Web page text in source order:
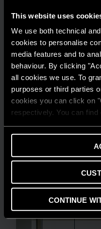
This website uses
We use both technical
cookies to personalise
media features and to
behaviour. By clicking
all cookies we use. To
purposes or third parties
cookies you can click on
respectively. You can
CONTINUE